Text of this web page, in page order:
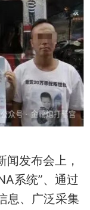
发布会上，
系统”、通过
息、广泛采集